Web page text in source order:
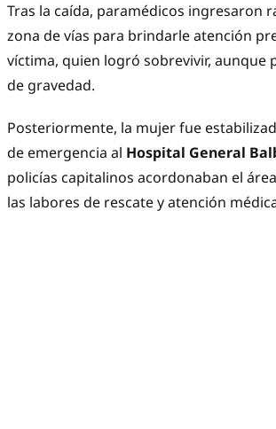
Tras la caída, paramédicos ingresaron
zona de vías para brindarle atención
víctima, quien logró sobrevivir, aunque
de gravedad.
Posteriormente, la mujer fue
de emergencia al Hospital General
policías capitalinos acordonaban el
las labores de rescate y atención